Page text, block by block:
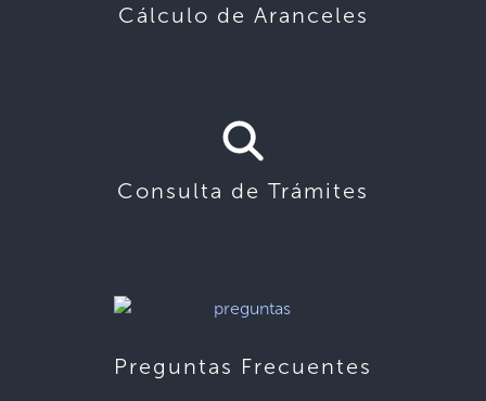
Cálculo de Aranceles
Consulta de Trámites
Preguntas Frecuentes